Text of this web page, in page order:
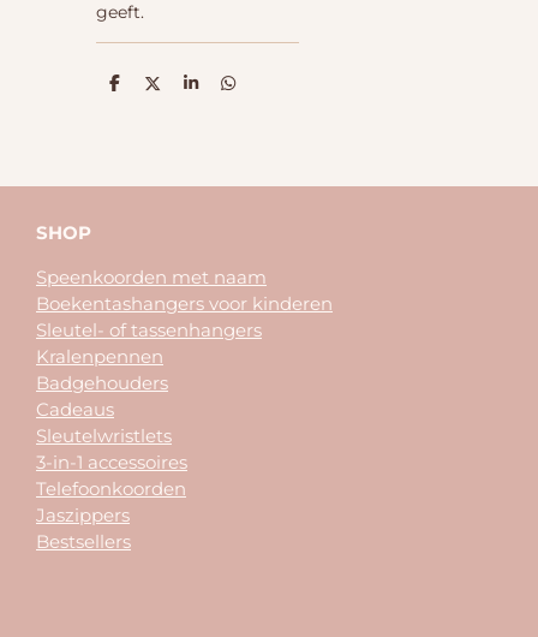
geeft.
D
D
S
D
SHOP
Speenkoorden met naam
Boekentashangers voor kinderen
Sleutel- of tassenhangers
Kralenpennen
Badgehouders
Cadeaus
Sleutelwristlets
3-in-1 accessoires
Telefoonkoorden
Jaszippers
Bestsellers